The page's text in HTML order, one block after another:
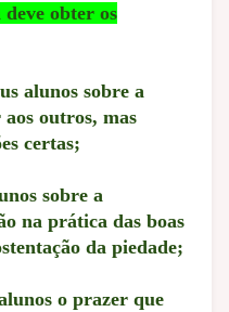
obter os
alunos sobre a
outros, mas
certas;
sobre a
na prática das boas
da piedade;
o prazer que